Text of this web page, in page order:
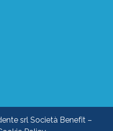
srl Società Benefit –